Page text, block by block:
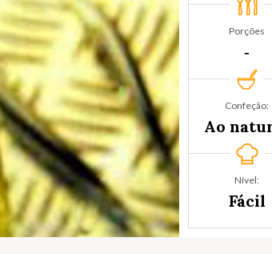
Porções
‐
Confeção:
Ao
Nível:
Fácil